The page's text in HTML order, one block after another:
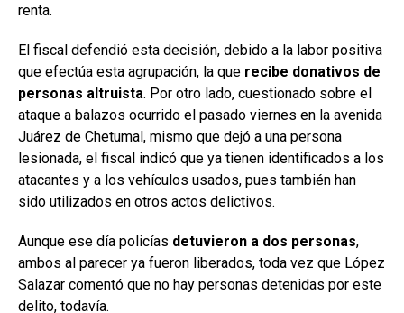
renta.
El fiscal defendió esta decisión, debido a la labor positiva
que efectúa esta agrupación, la que recibe donativos de
personas altruista. Por otro lado, cuestionado sobre el
ataque a balazos ocurrido el pasado viernes en la avenida
Juárez de Chetumal, mismo que dejó a una persona
lesionada, el fiscal indicó que ya tienen identificados a los
atacantes y a los vehículos usados, pues también han
sido utilizados en otros actos delictivos.
Aunque ese día policías detuvieron a dos personas,
ambos al parecer ya fueron liberados, toda vez que López
Salazar comentó que no hay personas detenidas por este
delito, todavía.